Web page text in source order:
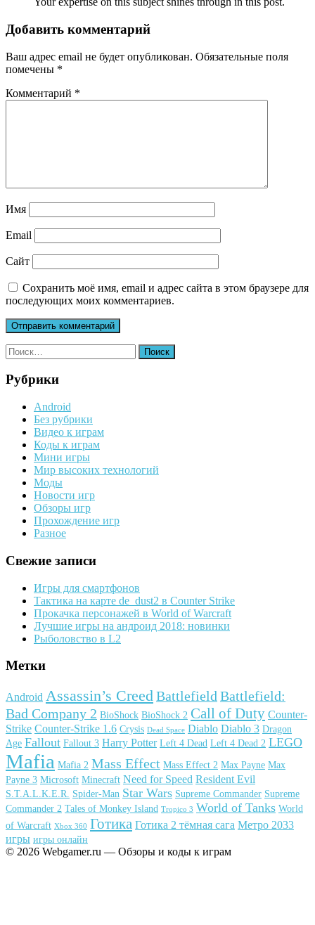
Добавить комментарий
Ваш адрес email не будет опубликован. Обязательные поля
помечены *
Комментарий *
Имя
Email
Сайт
Сохранить моё имя, email и адрес сайта в этом браузере для
последующих моих комментариев.
Найти:
Рубрики
Android
Без рубрики
Видео к играм
Коды к играм
Мини игры
Мир высоких технологий
Моды
Новости игр
Обзоры игр
Прохождение игр
Разное
Свежие записи
Игры для смартфонов
Тактика на карте de_dust2 в Counter Strike
Прокачка персонажей в World of Warcraft
Лучшие игры на андроид 2018: новинки
Рыболовство в L2
Метки
Android Assassin’s CreedBattlefield Battlefield:
Bad Company 2 BioShock BioShock 2 Call of Duty Counter-
Strike Counter-Strike 1.6 Crysis Dead Space Diablo Diablo 3 Dragon
Age Fallout Fallout 3 Harry Potter Left 4 Dead Left 4 Dead 2 LEGO
Mafia Mafia 2 Mass Effect Mass Effect 2 Max Payne Max
Payne 3 Microsoft Minecraft Need for Speed Resident Evil
S.T.A.L.K.E.R. Spider-Man Star Wars Supreme Commander Supreme
Commander 2 Tales of Monkey Island Tropico 3 World of Tanks World
of Warcraft Xbox 360 Готика Готика 2 тёмная сага Метро 2033
игры игры онлайн
© 2026 Webgamer.ru — Обзоры и коды к играм